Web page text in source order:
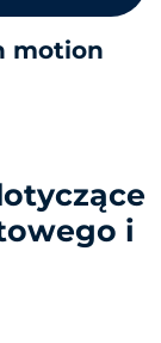
motion
i